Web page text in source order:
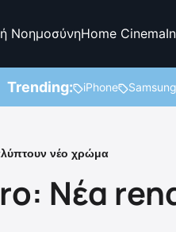
ΝοημοσύνηHome Cinema
Trending: iPhone Samsung
νέο χρώμα
Νέα